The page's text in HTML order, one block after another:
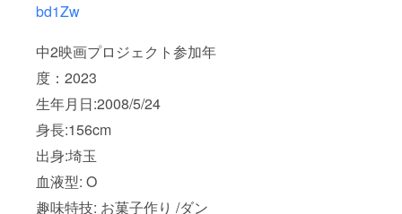
bd1Zw
中2映画プロジェクト参加年
度：2023
生年月日:2008/5/24
身長:156cm
出身:埼玉
血液型: O
趣味特技: お菓子作り /ダン